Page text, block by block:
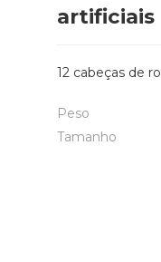
artificiais
12 cabeças de
Peso
Tamanho